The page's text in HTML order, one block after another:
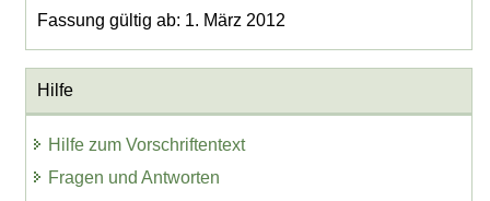
Fassung gültig ab: 1. März 2012
Hilfe
Hilfe zum Vorschriftentext
Fragen und Antworten